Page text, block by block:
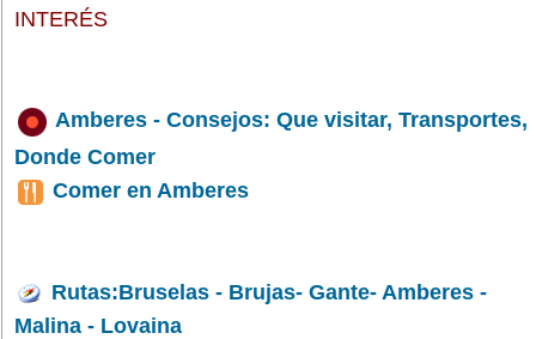
INTERÉS
Amberes - Consejos: Que visitar, Transportes,
Donde Comer
Comer en Amberes
Rutas:Bruselas - Brujas- Gante- Amberes -
Malina - Lovaina